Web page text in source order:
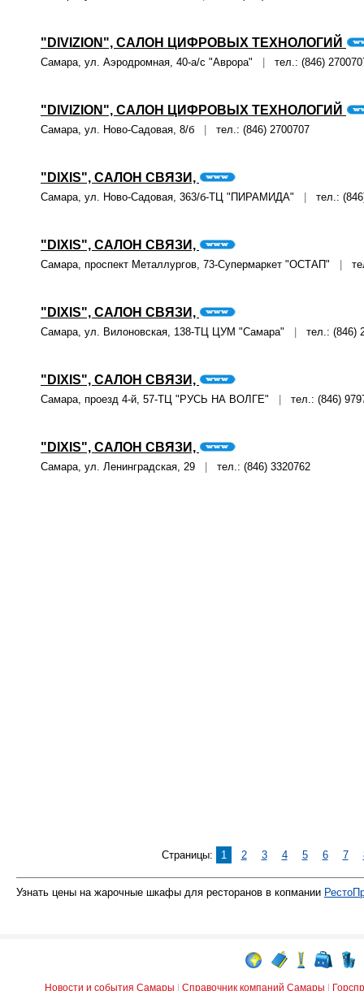
"DIVIZION", САЛОН ЦИФРОВЫХ ТЕХНОЛОГИЙ
Самара, ул. Аэродромная, 40-а/с "Аврора" тел.: (846)
"DIVIZION", САЛОН ЦИФРОВЫХ ТЕХНОЛОГИЙ
Самара, ул. Ново-Садовая, 8/б тел.: (846) 2700707
"DIXIS", САЛОН СВЯЗИ,
Самара, ул. Ново-Садовая, 363/б-ТЦ "ПИРАМИДА" тел.:
"DIXIS", САЛОН СВЯЗИ,
Самара, проспект Металлургов, 73-Супермаркет "ОСТАП"
"DIXIS", САЛОН СВЯЗИ,
Самара, ул. Вилоновская, 138-ТЦ ЦУМ "Самара" тел.: (846)
"DIXIS", САЛОН СВЯЗИ,
Самара, проезд 4-й, 57-ТЦ "РУСЬ НА ВОЛГЕ" тел.: (846)
"DIXIS", САЛОН СВЯЗИ,
Самара, ул. Ленинградская, 29 тел.: (846) 3320762
Страницы: 1 2 3 4 5 6 7
Узнать цены на жарочные шкафы для ресторанов в копмании
Новости и события Самары Справочник компаний Самары